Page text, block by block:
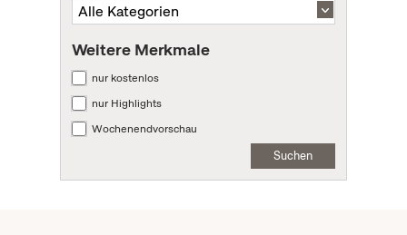
Weitere Merkmale
nur kostenlos
nur Highlights
Wochenendvorschau
Suchen